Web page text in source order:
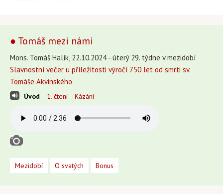
● Tomáš mezi námi
Mons. Tomáš Halík, 22.10.2024 - úterý 29. týdne v mezidobí
Slavnostní večer u příležitosti výročí 750 let od smrti sv.
Tomáše Akvinského
Úvod 1. čtení Kázání
Mezidobí O svatých Bonus